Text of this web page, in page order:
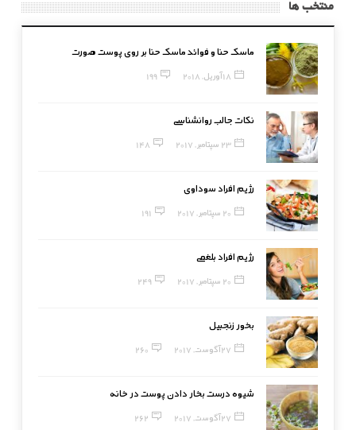
منتخب ها
ماسک حنا و فوائد ماسک حنا بر روی پوست صورت
18 آوریل, 2018 199
نکات جالب روانشناسی
23 سپتامبر, 2017 148
رژیم افراد سوداوی
20 سپتامبر, 2017 191
رژیم افراد بلغمی
20 سپتامبر, 2017 249
بخور زنجبیل
27 آگوست, 2017 260
شیوه درست بخار دادن پوست در خانه
27 آگوست, 2017 262